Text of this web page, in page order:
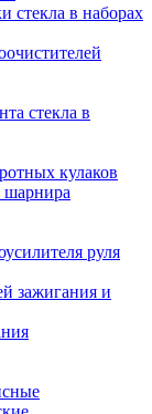
стекла в наборах
стекла в
кулаков
руля
зажигания и